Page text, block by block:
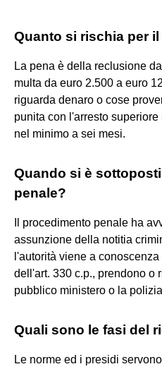
Quanto si rischia per
La pena è della reclusione
multa da euro 2.500 a euro
riguarda denaro o cose
punita con l'arresto
nel minimo a sei mesi.
Quando si è
penale?
Il procedimento penale ha
assunzione della notitia
l'autorità viene a
dell'art. 330 c.p., prendono o
pubblico ministero o la
Quali sono le fasi del
Le norme ed i presidi